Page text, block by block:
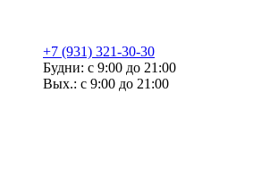
+7 (931) 321-30-30
Будни: с 9:00 до 21:00
Вых.: с 9:00 до 21:00